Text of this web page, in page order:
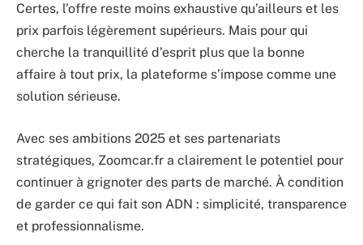
Certes, l’offre reste moins exhaustive qu’ailleurs et les
prix parfois légèrement supérieurs. Mais pour qui
cherche la tranquillité d’esprit plus que la bonne
affaire à tout prix, la plateforme s’impose comme une
solution sérieuse.
Avec ses ambitions 2025 et ses partenariats
stratégiques, Zoomcar.fr a clairement le potentiel pour
continuer à grignoter des parts de marché. À condition
de garder ce qui fait son ADN : simplicité, transparence
et professionnalisme.